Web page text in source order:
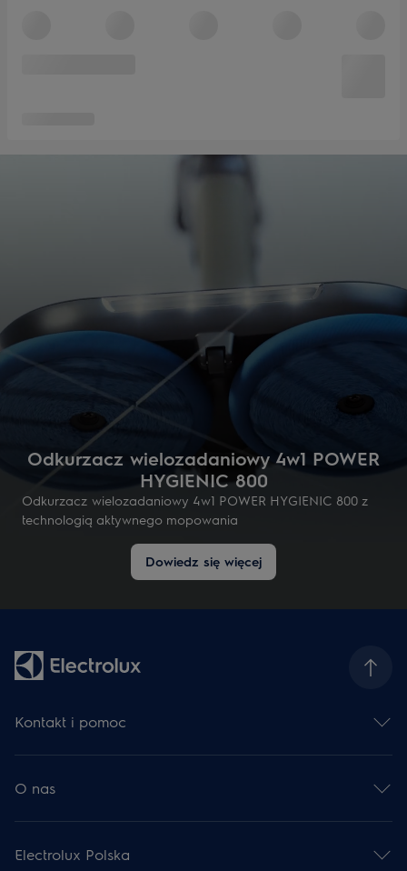
Odkurzacz wielozadaniowy 4w1 POWER
HYGIENIC 800
Odkurzacz wielozadaniowy 4w1 POWER HYGIENIC 800 z
technologią aktywnego mopowania
Dowiedz się więcej
Kontakt i pomoc
Zarejestruj produkt
Serwis Electrolux
Centrum pomocy
Zwroty
O nas
Praca
Praca w fabrykach
Electrolux Polska